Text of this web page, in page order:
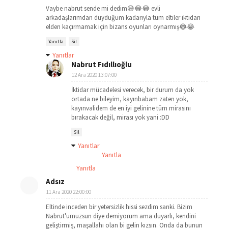
Vaybe nabrut sende mi dedim😅😂😂 evli
arkadaşlarımdan duyduğum kadarıyla tüm eltiler iktidarı
elden kaçırmamak için bizans oyunları oynarmış😂😂
Yanıtla Sil
Yanıtlar
Nabrut Fıdıllıoğlu
12 Ara 2020 13:07:00
İktidar mücadelesi verecek, bir durum da yok
ortada ne bileyim, kayınbabam zaten yok,
kayınvalidem de en iyi gelinine tüm mirasını
bırakacak değil, mirası yok yani :DD
Sil
Yanıtlar
Yanıtla
Yanıtla
Adsız
11 Ara 2020 22:00:00
Eltinde inceden bir yetersizlik hissi sezdim sanki. Bizim
Nabrut'umuzsun diye demiyorum ama duyarlı, kendini
geliştirmiş, maşallahı olan bi gelin kızsın. Onda da bunun